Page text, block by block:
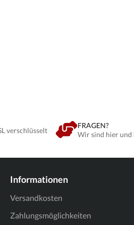
verschlüsselt
FRAGEN?
Wir sind hier und
Informationen
Versandkosten
Zahlungsmöglichkeiten